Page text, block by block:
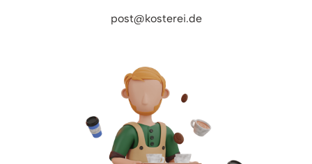
post@kosterei.de